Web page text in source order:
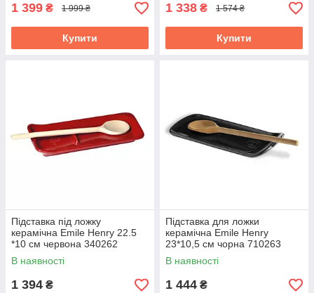
1 399 ₴ 1 999 ₴
Купити
1 338 ₴ 1 574 ₴
Купити
Підставка під ложку
керамічна Emile Henry 22.5
*10 см червона 340262
В наявності
1 394 ₴
Підставка для ложки
керамічна Emile Henry
23*10,5 см чорна 710263
В наявності
1 444 ₴